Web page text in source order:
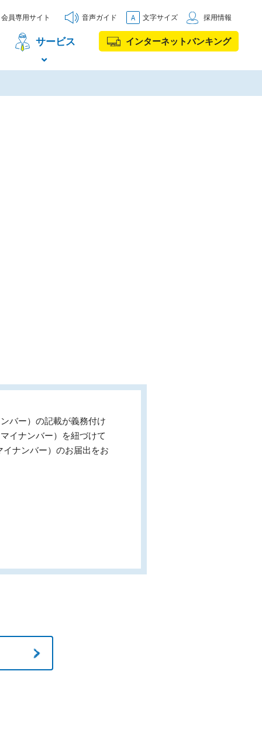
サービス インターネットバンキング
会員専用サイト 音声ガイド 文字サイズ 採用情報
バー）の記載が義務付け
イナンバー）を紐づけて
ナンバー）のお届出をお